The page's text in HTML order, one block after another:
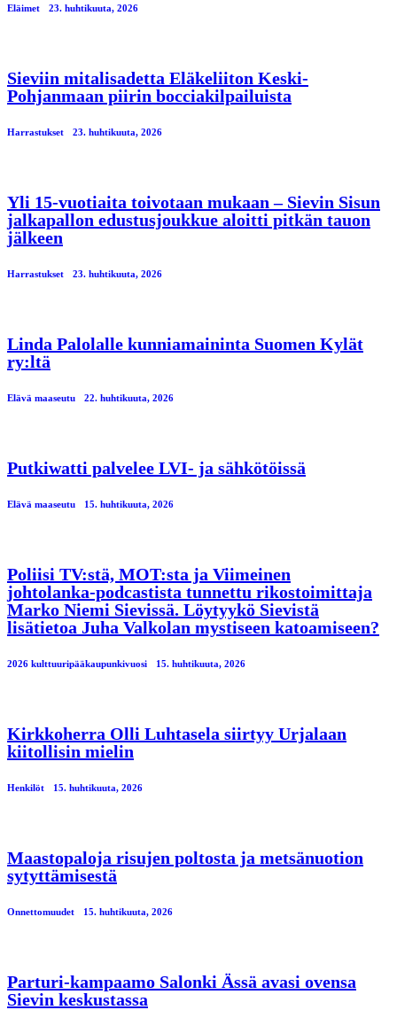
Eläimet 23. huhtikuuta, 2026
Sieviin mitalisadetta Eläkeliiton Keski-
Pohjanmaan piirin bocciakilpailuista
Harrastukset 23. huhtikuuta, 2026
Yli 15-vuotiaita toivotaan mukaan – Sievin Sisun
jalkapallon edustusjoukkue aloitti pitkän tauon
jälkeen
Harrastukset 23. huhtikuuta, 2026
Linda Palolalle kunniamaininta Suomen Kylät
ry:ltä
Elävä maaseutu 22. huhtikuuta, 2026
Putkiwatti palvelee LVI- ja sähkötöissä
Elävä maaseutu 15. huhtikuuta, 2026
Poliisi TV:stä, MOT:sta ja Viimeinen
johtolanka-podcastista tunnettu rikostoimittaja
Marko Niemi Sievissä. Löytyykö Sievistä
lisätietoa Juha Valkolan mystiseen katoamiseen?
2026 kulttuuripääkaupunkivuosi 15. huhtikuuta, 2026
Kirkkoherra Olli Luhtasela siirtyy Urjalaan
kiitollisin mielin
Henkilöt 15. huhtikuuta, 2026
Maastopaloja risujen poltosta ja metsänuotion
sytyttämisestä
Onnettomuudet 15. huhtikuuta, 2026
Parturi-kampaamo Salonki Ässä avasi ovensa
Sievin keskustassa